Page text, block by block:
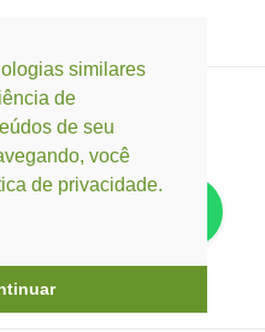
similares
de
de seu
você
de privacidade.
- MT
- MT
Quadra 12 nº 3073
9647-0475